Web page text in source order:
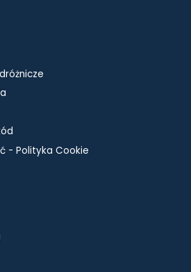
- Polityka Cookie